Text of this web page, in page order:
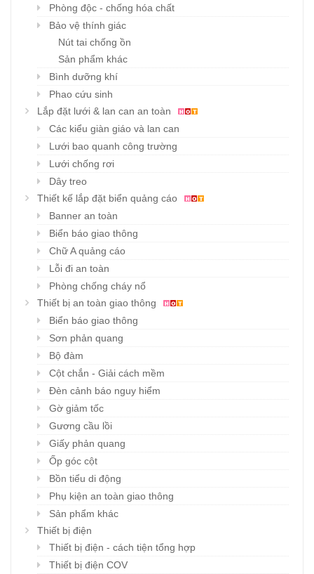
Phòng độc - chống hóa chất
Bảo vệ thính giác
Nút tai chống ồn
Sản phẩm khác
Bình dưỡng khí
Phao cứu sinh
Lắp đặt lưới & lan can an toàn
Các kiểu giàn giáo và lan can
Lưới bao quanh công trường
Lưới chống rơi
Dây treo
Thiết kế lắp đặt biển quảng cáo
Banner an toàn
Biển báo giao thông
Chữ A quảng cáo
Lỗi đi an toàn
Phòng chống cháy nổ
Thiết bị an toàn giao thông
Biển báo giao thông
Sơn phản quang
Bộ đàm
Cột chắn - Giải cách mềm
Đèn cảnh báo nguy hiểm
Gờ giảm tốc
Gương cầu lồi
Giấy phản quang
Ốp góc cột
Bồn tiểu di động
Phụ kiện an toàn giao thông
Sản phẩm khác
Thiết bị điện
Thiết bị điện - cách tiện tổng hợp
Thiết bị điện COV